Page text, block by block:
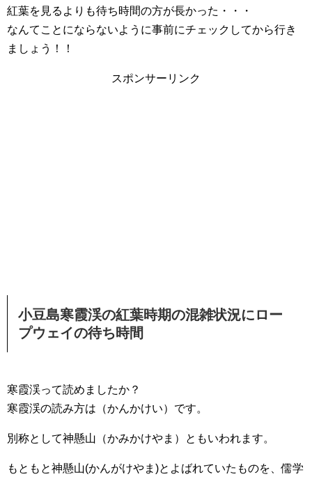
紅葉を見るよりも待ち時間の方が長かった・・・
なんてことにならないように事前にチェックしてから行き
ましょう！！
スポンサーリンク
小豆島寒霞渓の紅葉時期の混雑状況にロー
プウェイの待ち時間
寒霞渓って読めましたか？
寒霞渓の読み方は（かんかけい）です。
別称として神懸山（かみかけやま）ともいわれます。
もともと神懸山(かんがけやま)とよばれていたものを、儒学